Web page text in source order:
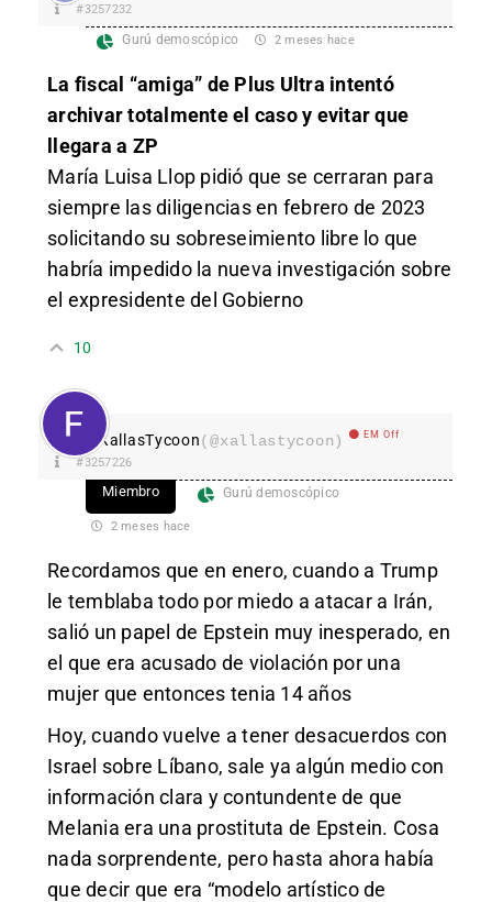
#3257232
Gurú demoscópico 2 meses hace
La fiscal “amiga” de Plus Ultra intentó
archivar totalmente el caso y evitar que
llegara a ZP
María Luisa Llop pidió que se cerraran para
siempre las diligencias en febrero de 2023
solicitando su sobreseimiento libre lo que
habría impedido la nueva investigación sobre
el expresidente del Gobierno
10
XallasTycoon(@xallastycoon) EM Off
#3257226
Miembro Gurú demoscópico
2 meses hace
Recordamos que en enero, cuando a Trump
le temblaba todo por miedo a atacar a Irán,
salió un papel de Epstein muy inesperado, en
el que era acusado de violación por una
mujer que entonces tenia 14 años
Hoy, cuando vuelve a tener desacuerdos con
Israel sobre Líbano, sale ya algún medio con
información clara y contundente de que
Melania era una prostituta de Epstein. Cosa
nada sorprendente, pero hasta ahora había
que decir que era “modelo artístico de